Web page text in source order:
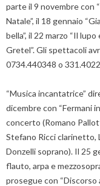
parte il 9 novembre con
Natale”, il 18 gennaio
bella”, il 22 marzo “Il
Gretel”. Gli spettacoli
0734.440348 o
“Musica incantatrice”
dicembre con “Fermani
concerto (Romano
Stefano Ricci clarinetto,
Donzelli soprano). Il 25
flauto, arpa e
prosegue con